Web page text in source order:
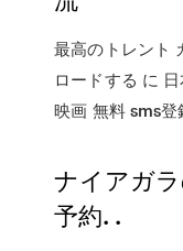
最高のトレント
ロードする に
映画 無料 sms登
ナイアガ
予約. .